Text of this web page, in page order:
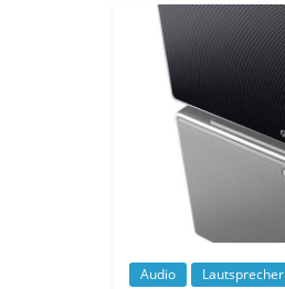
Audio Lautsprecher